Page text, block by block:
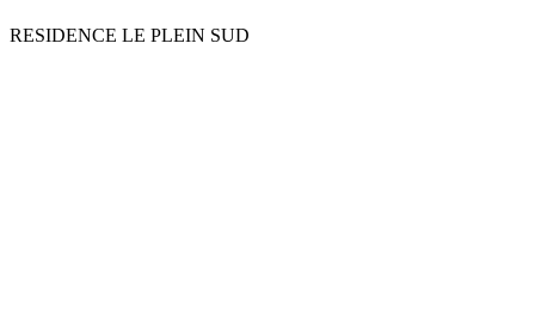
RESIDENCE LE PLEIN SUD